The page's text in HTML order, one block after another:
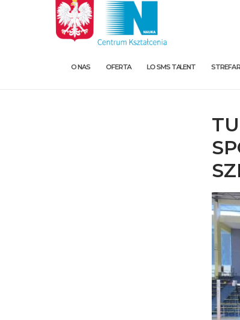
O NAS OFERTA LO SMS TALENT STREFA
O nas
Oferta
LO SMS Talent
Strefa rodzica
Strefa ucznia